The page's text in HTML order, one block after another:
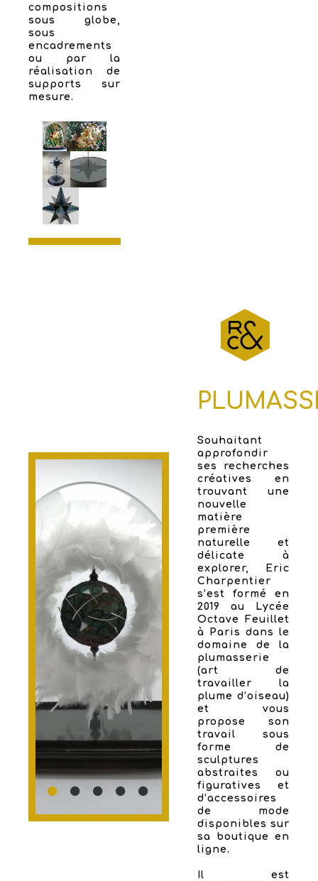
compositions
sous globe,
sous
encadrements
ou par la
réalisation de
supports sur
mesure.
Souhaitant
approfondir
ses recherches
créatives en
trouvant une
nouvelle
matière
première
naturelle et
délicate à
explorer, Eric
Charpentier
s’est formé en
2019 au Lycée
Octave Feuillet
à Paris dans le
domaine de la
plumasserie
(art de
travailler la
plume d’oiseau)
et vous
propose son
travail sous
forme de
sculptures
abstraites ou
figuratives et
d’accessoires
de mode
disponibles sur
sa boutique en
ligne.
Il est